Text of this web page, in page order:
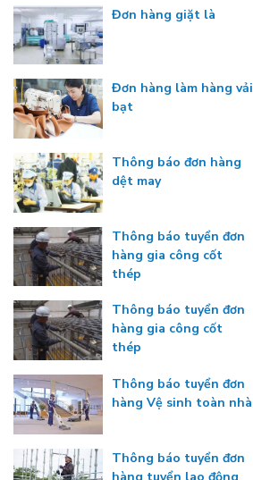
Đơn hàng giặt là
Đơn hàng làm hàng vải
bạt
Thông báo đơn hàng
dệt may
Thông báo tuyển đơn
hàng gia công cốt
thép
Thông báo tuyển đơn
hàng gia công cốt
thép
Thông báo tuyển đơn
hàng Vệ sinh toàn nhà
Thông báo tuyển đơn
hàng tuyển lao động